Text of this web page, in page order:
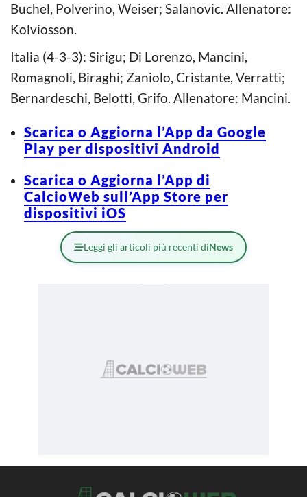
Buchel, Polverino, Weiser; Salanovic. Allenatore:
Kolviosson.
Italia (4-3-3): Sirigu; Di Lorenzo, Mancini,
Romagnoli, Biraghi; Zaniolo, Cristante, Verratti;
Bernardeschi, Belotti, Grifo. Allenatore: Mancini.
Scarica o Aggiorna l’App da Google
Play per dispositivi Android
Scarica o Aggiorna l’App di
CalcioWeb sull’App Store per
dispositivi iOS
Leggi gli articoli più recenti diNews